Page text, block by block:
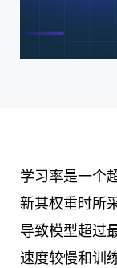
学习率是一个
新其权重时所
导致模型超过
速度较慢和训